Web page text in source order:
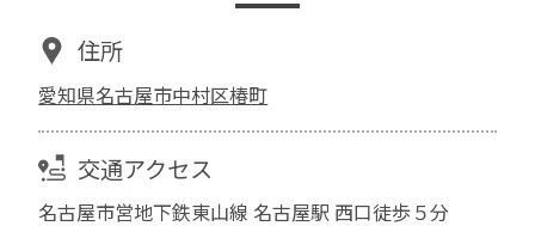
住所
愛知県名古屋市中村区椿町
交通アクセス
名古屋市営地下鉄東山線 名古屋駅 西口徒歩５分